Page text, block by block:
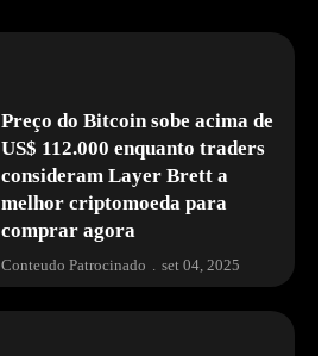
Preço do Bitcoin sobe acima de
US$ 112.000 enquanto traders
consideram Layer Brett a
melhor criptomoeda para
comprar agora
Conteudo Patrocinado set 04, 2025